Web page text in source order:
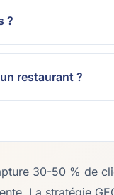
?
restaurant ?
30-50 % de
La stratégie